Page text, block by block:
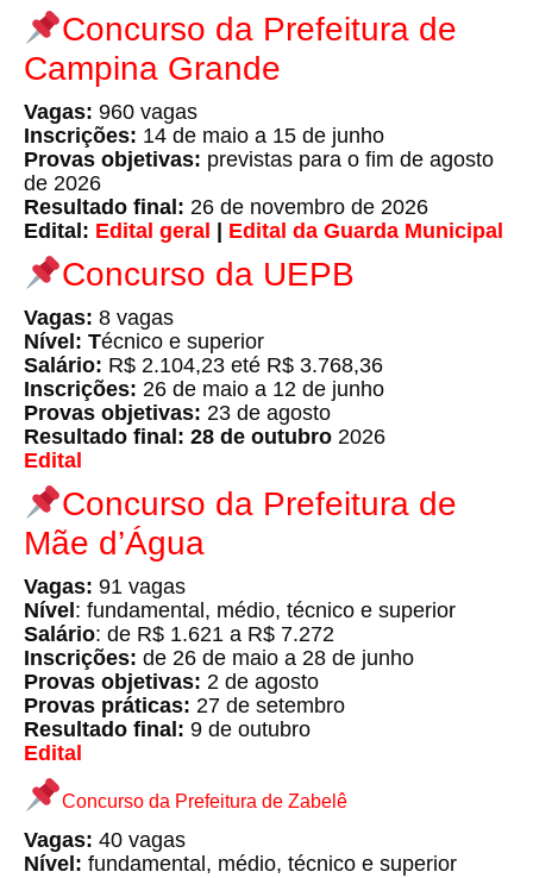
Concurso da Prefeitura de
Campina Grande
Vagas: 960 vagas
Inscrições: 14 de maio a 15 de junho
Provas objetivas: previstas para o fim de agosto
de 2026
Resultado final: 26 de novembro de 2026
Edital: Edital geral Edital da Guarda Municipal
Concurso da UEPB
Vagas: 8 vagas
Nível: Técnico e superior
Salário: R$ 2.104,23 eté R$ 3.768,36
Inscrições: 26 de maio a 12 de junho
Provas objetivas: 23 de agosto
Resultado final: 28 de outubro 2026
Edital
Concurso da Prefeitura de
Mãe d’Água
Vagas: 91 vagas
Nível : fundamental, médio, técnico e superior
Salário: de R$ 1.621 a R$ 7.272
Inscrições: de 26 de maio a 28 de junho
Provas objetivas: 2 de agosto
Provas práticas: 27 de setembro
Resultado final: 9 de outubro
Edital
Concurso da Prefeitura de Zabelê
Vagas: 40 vagas
Nível: fundamental, médio, técnico e superior